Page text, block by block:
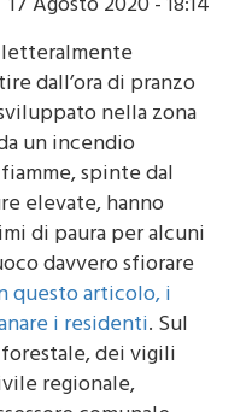
letteralmente
dall’ora di pranzo
nella zona
un incendio
spinte dal
elevate, hanno
di paura per alcuni
davvero sfiorare
questo articolo, i
i residenti. Sul
dei vigili
regionale,
comunale